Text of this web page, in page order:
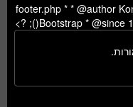
/** footer.php * * @author
Bootstrap * @since